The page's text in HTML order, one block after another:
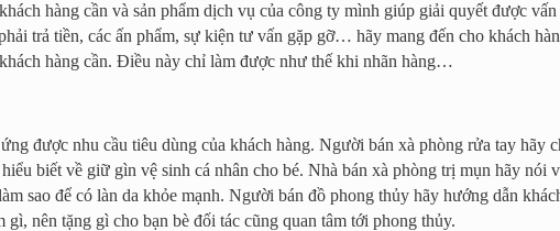
hàng cần và sản phẩm dịch vụ của công ty mình giúp giải quyết được
trả tiền, các ấn phẩm, sự kiện tư vấn gặp gỡ… hãy mang đến cho khách
hàng cần. Điều này chỉ làm được như thế khi nhãn hàng…
được nhu cầu tiêu dùng của khách hàng. Người bán xà phòng rửa tay hãy
biết về giữ gìn vệ sinh cá nhân cho bé. Nhà bán xà phòng trị mụn hãy nói
sao để có làn da khỏe mạnh. Người bán đồ phong thủy hãy hướng dẫn
nên tặng gì cho bạn bè đối tác cũng quan tâm tới phong thủy.